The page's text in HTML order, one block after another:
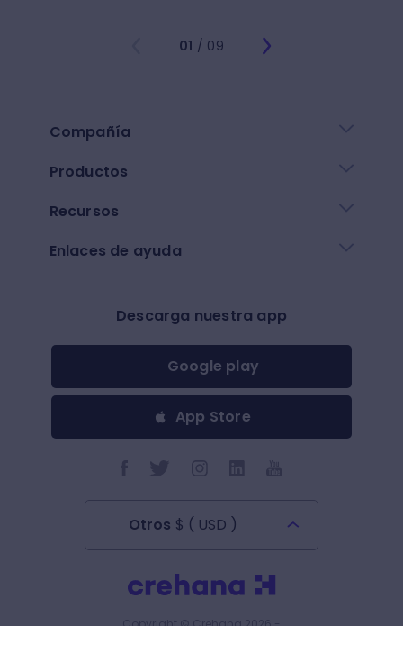
01 / 09
Compañía
Productos
Recursos
Enlaces de ayuda
Descarga nuestra app
Google play
App Store
Otros $ ( USD )